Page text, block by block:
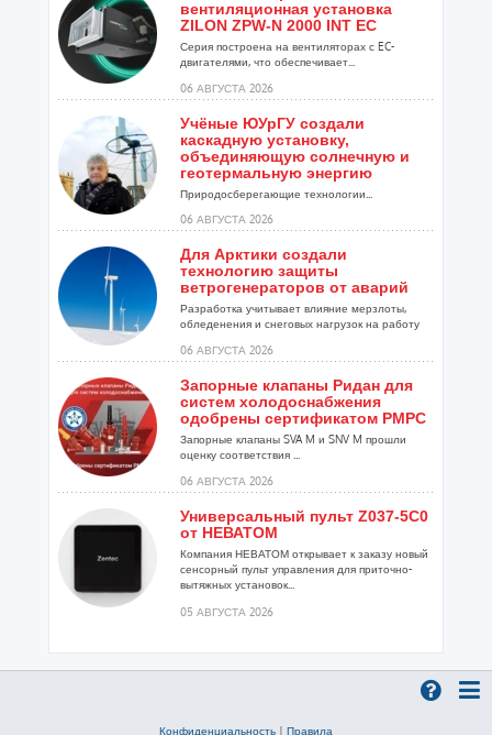
вентиляционная установка
ZILON ZPW-N 2000 INT EC
Серия построена на вентиляторах с EC-
двигателями, что обеспечивает...
06 АВГУСТА 2026
Учёные ЮУрГУ создали
каскадную установку,
объединяющую солнечную и
геотермальную энергию
Природосберегающие технологии...
06 АВГУСТА 2026
Для Арктики создали
технологию защиты
ветрогенераторов от аварий
Разработка учитывает влияние мерзлоты,
обледенения и снеговых нагрузок на работу
06 АВГУСТА 2026
Запорные клапаны Ридан для
систем холодоснабжения
одобрены сертификатом РМРС
Запорные клапаны SVA M и SNV M прошли
оценку соответствия ...
06 АВГУСТА 2026
Универсальный пульт Z037-5C0
от НЕВАТОМ
Компания НЕВАТОМ открывает к заказу новый
сенсорный пульт управления для приточно-
вытяжных установок...
05 АВГУСТА 2026
расширения ...
Конфиденциальность | Правила